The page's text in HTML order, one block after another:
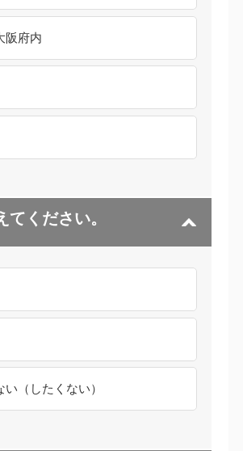
阪府内
てください。
い（したくない）